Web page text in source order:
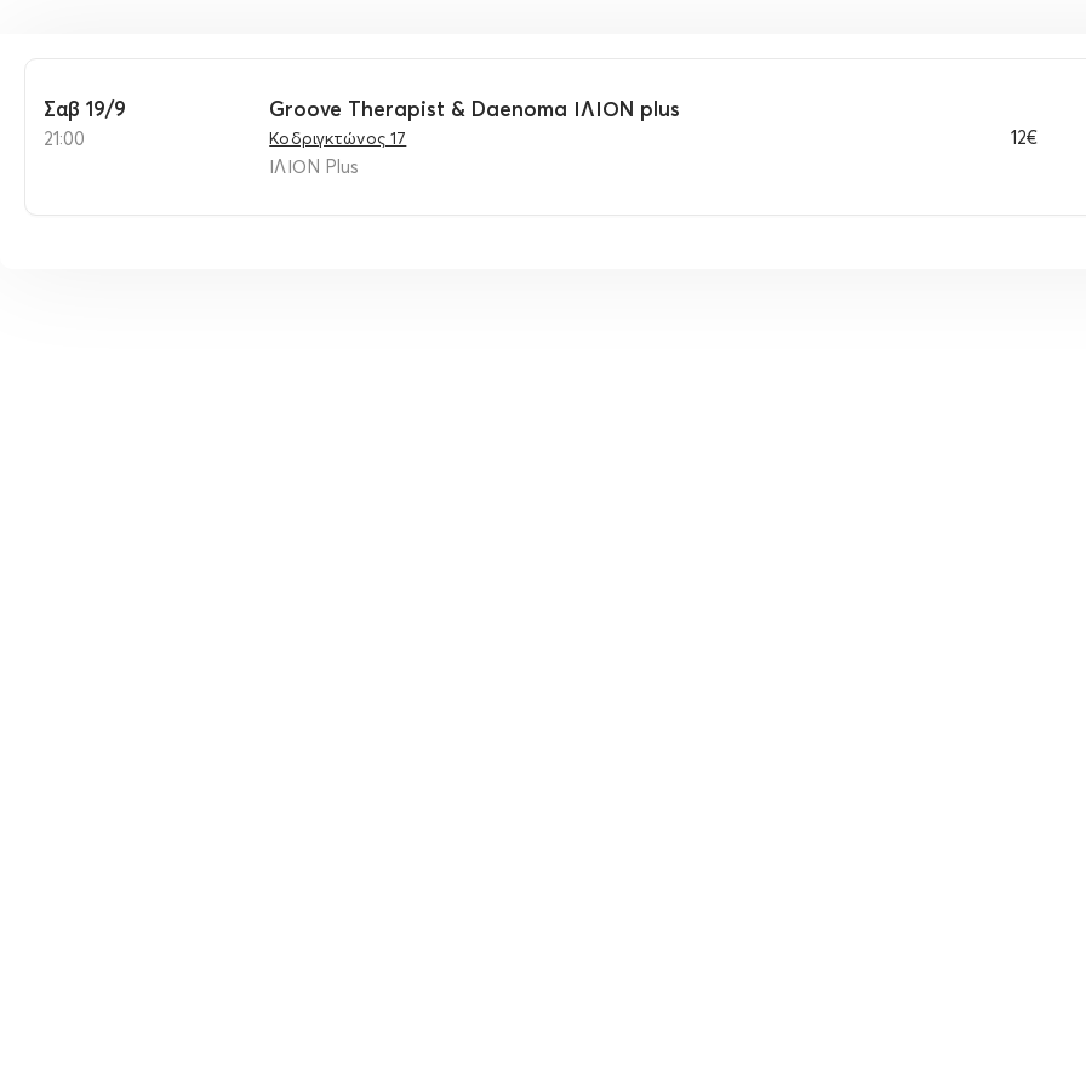
Σαβ 19/9
21:00
Groove Therapist & Daenoma ΙΛΙΟΝ plus
Κοδριγκτώνος 17
ΙΛΙΟΝ Plus
12€